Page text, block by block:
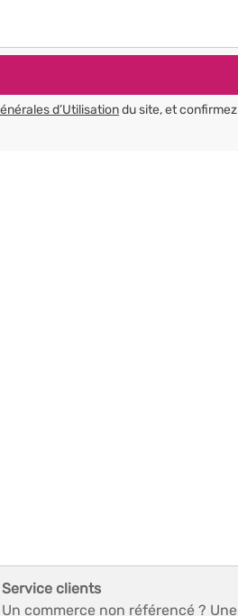
d’Utilisationdu site, et confirmez
Service clients
Un commerce non référencé ? Une